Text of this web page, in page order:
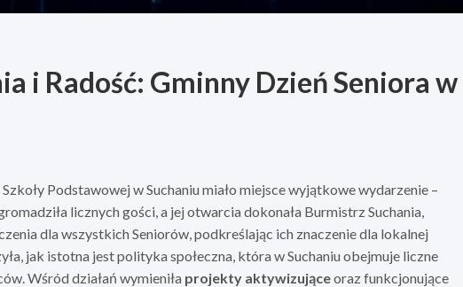
i Radość: Gminny Dzień Seniora w
Podstawowej w Suchaniu miało miejsce wyjątkowe wydarzenie –
licznych gości, a jej otwarcia dokonała Burmistrz Suchania,
dla wszystkich Seniorów, podkreślając ich znaczenie dla lokalnej
jak istotna jest polityka społeczna, która w Suchaniu obejmuje liczne
Wśród działań wymieniła projekty aktywizująceoraz funkcjonujące